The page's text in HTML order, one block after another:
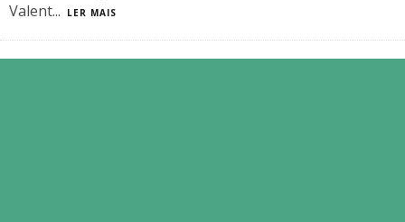
Valent... LER MAIS